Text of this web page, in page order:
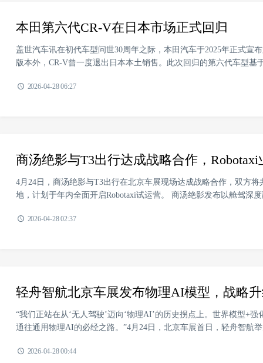
本田第六代CR-V在日本市场正式回归
盖世汽车讯在初代车型问世30周年之际，本田汽车于2025年正式宣
版本外，CR-V曾一度退出日本本土销售。此次回归的第六代车型基
2026-04-28 06:27
商汤绝影与T3出行达成战略合作，Robotaxi
4月24日，商汤绝影与T3出行在北京车展现场达成战略合作，双方
地，计划于年内全面开启Robotaxi试运营。 商汤绝影发布以舱驾深度
2026-04-28 02:37
轻舟智航北京车展发布物理AI模型，战略
“我们正站在从‘无人驾驶’迈向‘物理AI’的历史拐点上。世界模型+
通往通用物理AI的必经之路。”4月24日，北京车展首日，轻舟智航
2026-04-28 00:44